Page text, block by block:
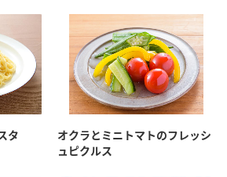
タ
オクラとミニトマトのフレッシ
ュピクルス